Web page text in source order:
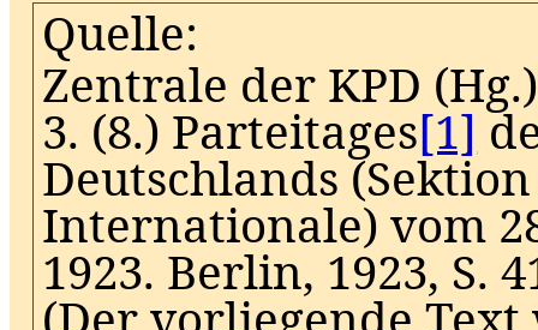
Quelle:
Zentrale der KPD
3. (8.) Parteitages[1]
Deutschlands
Internationale) vom
1923. Berlin, 1923, S.